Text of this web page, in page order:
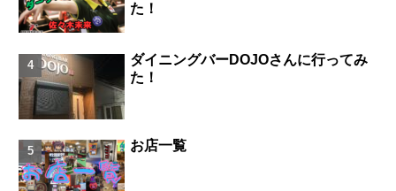
た！
ダイニングバーDOJOさんに行ってみ
た！
お店一覧